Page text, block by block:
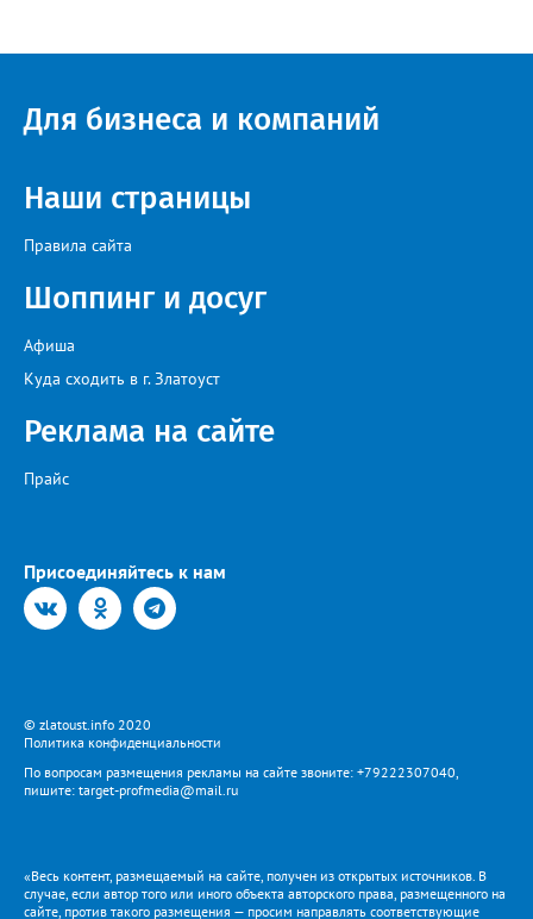
— сообщила начальник Главного управления ГЖИ Ирина
оперативно делиться информацией со всеми
заинтересованными – от поставщика тепла до конечных
Для бизнеса и компаний
Наши страницы
Правила сайта
Шоппинг и досуг
Афиша
Куда сходить в г. Златоуст
Реклама на сайте
Прайс
Присоединяйтесь к нам
© zlatoust.info 2020
Политика конфиденциальности
По вопросам размещения рекламы на сайте звоните: +79222307040,
пишите: target-profmedia@mail.ru
«Весь контент, размещаемый на сайте, получен из открытых источников. В
случае, если автор того или иного объекта авторского права, размещенного на
сайте, против такого размещения — просим направлять соответствующие